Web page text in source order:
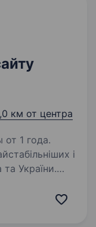
км от центра
1 года.
і
України.